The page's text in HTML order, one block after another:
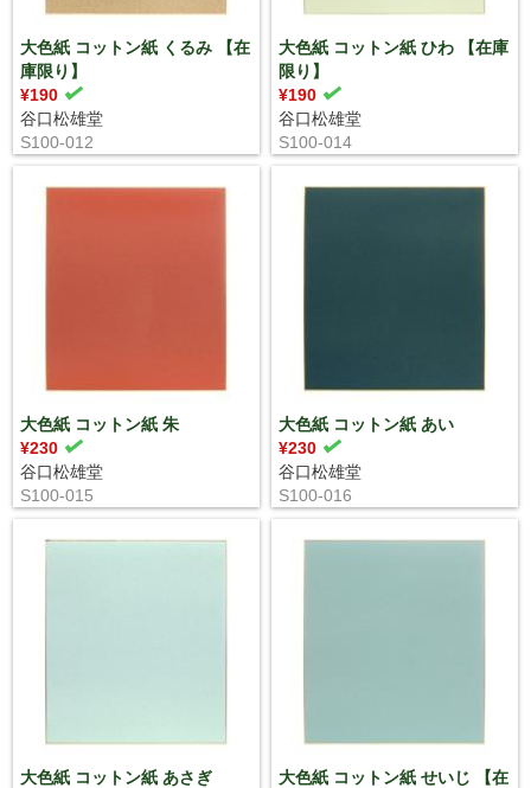
大色紙 コットン紙 くるみ 【在
庫限り】
¥190
谷口松雄堂
S100-012
大色紙 コットン紙 ひわ 【在庫
限り】
¥190
谷口松雄堂
S100-014
大色紙 コットン紙 朱
¥230
谷口松雄堂
S100-015
大色紙 コットン紙 あい
¥230
谷口松雄堂
S100-016
大色紙 コットン紙 あさぎ
大色紙 コットン紙 せいじ 【在